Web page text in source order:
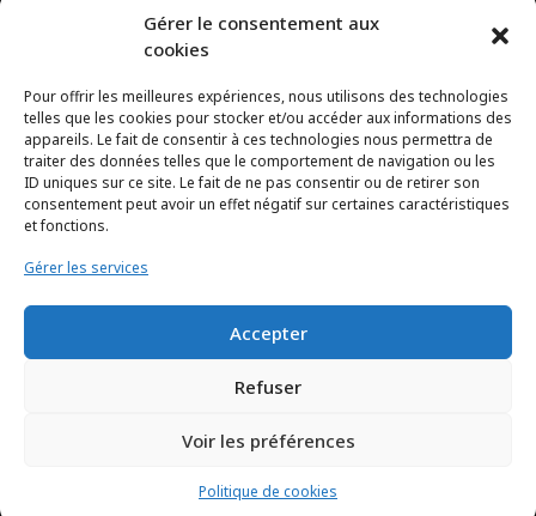
Gérer le consentement aux
cookies
Pour offrir les meilleures expériences, nous utilisons des technologies
telles que les cookies pour stocker et/ou accéder aux informations des
appareils. Le fait de consentir à ces technologies nous permettra de
traiter des données telles que le comportement de navigation ou les
ID uniques sur ce site. Le fait de ne pas consentir ou de retirer son
consentement peut avoir un effet négatif sur certaines caractéristiques
et fonctions.
Gérer les services
Accepter
Refuser
Voir les préférences
Politique de cookies
8 Ans Ago
INSTAGRAM
Configuration error or no pictures...
TCHEYA © 2017 – www.tcheya.com | All rights reserved